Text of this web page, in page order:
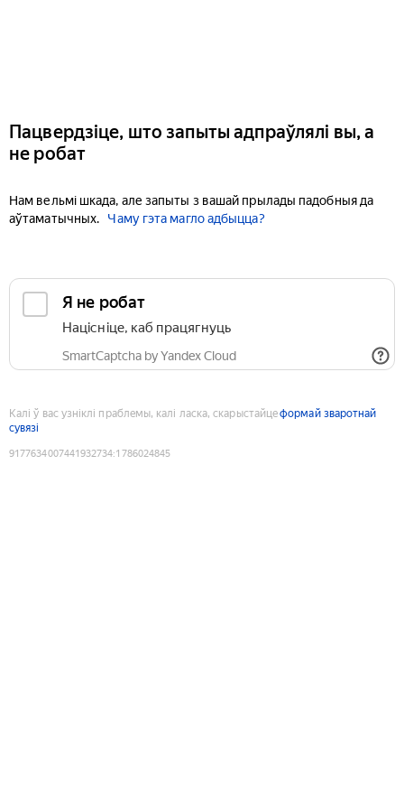
Пацвердзіце, што запыты адпраўлялі вы, а
не робат
Нам вельмі шкада, але запыты з вашай прылады падобныя да
аўтаматычных.
Чаму гэта магло адбыцца?
Я не робат
Націсніце, каб працягнуць
SmartCaptcha by Yandex Cloud
Калі ў вас узніклі праблемы, калі ласка, скарыстайцеформай зваротнай
сувязі
9177634007441932734:1786024845